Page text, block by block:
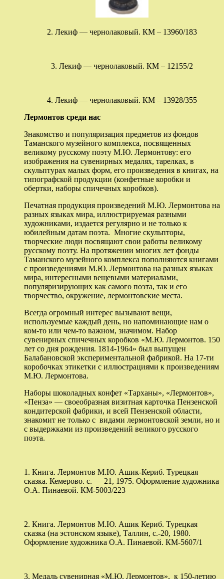
2. Лекиф — чернолаковый. КМ – 13960/183
3. Лекиф — чернолаковый. КМ – 12155/2
4. Лекиф — чернолаковый. КМ – 13928/355
Лермонтов среди нас
Знакомство и популяризация предметов из фондов
Таманского музейного комплекса, посвященных
великому русскому поэту М.Ю. Лермонтову: его
изображения на сувенирных медалях, тарелках, в
скульптурах малых форм, его произведения в книгах, на
типографской продукции (конфетные коробки и
обертки, наборы спичечных коробков).
Печатная продукция произведений М.Ю. Лермонтова на
разных языках мира, иллюстрируемая разными
художниками, издается регулярно и не только к
юбилейным датам поэта. Многие скульпторы,
творческие люди посвящают свои работы великому
русскому поэту. На протяжении многих лет фонды
Таманского музейного комплекса пополняются книгами
с произведениями М.Ю. Лермонтова на разных языках
мира, интересными вещевыми материалами,
популяризирующих как самого поэта, так и его
творчество, окружение, лермонтовские места.
Всегда огромный интерес вызывают вещи,
используемые каждый день, но напоминающие нам о
ком-то или чем-то важном, значимом. Набор
сувенирных спичечных коробков «М.Ю. Лермонтов. 150
лет со дня рождения. 1814-1964» был выпущен
Балабановской экспериментальной фабрикой. На 17-ти
коробочках этикетки с иллюстрациями к произведениям
М.Ю. Лермонтова.
Наборы шоколадных конфет «Тарханы», «Лермонтов»,
«Пенза» — своеобразная визитная карточка Пензенской
кондитерской фабрики, и всей Пензенской области,
знакомит не только с видами лермонтовской земли, но и
с выдержками из произведений великого русского
поэта.
1. Книга. Лермонтов М.Ю. Ашик-Кериб. Турецкая
сказка. Кемерово. с. — 21, 1975. Оформление художника
О.А. Пинаевой. КМ-5003/223
2. Книга. Лермонтов М.Ю. Ашик Кериб. Турецкая
сказка (на эстонском языке), Таллин, с.-20, 1980.
Оформление художника О.А. Пинаевой. КМ-5607/1
3. Медаль сувенирная «М.Ю. Лермонтов», к 150-летию